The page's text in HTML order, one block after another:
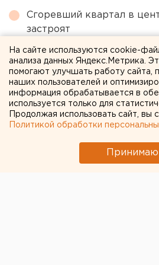
Сгоревший квартал в
застроят
Участок с челябинским
на аукцион по КРТ в этом
Исторический центр
КРТ, а история с
Режим БПЛА-опасности
На сайте используются cookie-
анализа данных Яндекс.Метрика.
помогают улучшать работу сайта,
наших пользователей и
информация обрабатывается в
используется только для
Продолжая использовать сайт, вы
Политикой обработки
Принимаю